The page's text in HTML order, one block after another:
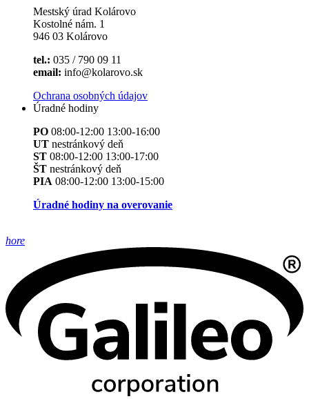
Mestský úrad Kolárovo
Kostolné nám. 1
946 03 Kolárovo
tel.: 035 / 790 09 11
email: info@kolarovo.sk
Ochrana osobných údajov
Úradné hodiny
PO 08:00-12:00 13:00-16:00
UT nestránkový deň
ST 08:00-12:00 13:00-17:00
ŠT nestránkový deň
PIA 08:00-12:00 13:00-15:00
Úradné hodiny na overovanie
hore